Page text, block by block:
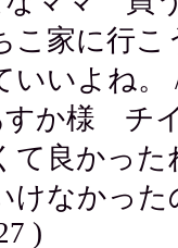
こ家に行
いいよね。
か様 チ
て良かった
けなかった
)